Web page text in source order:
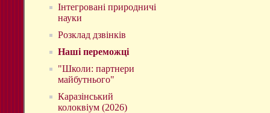
Інтегровані природничі
науки
Розклад дзвінків
Наші переможці
"Школи: партнери
майбутнього"
Каразінський
колоквіум (2026)